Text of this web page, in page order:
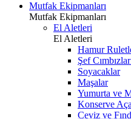
Mutfak Ekipmanları
Mutfak Ekipmanları
El Aletleri
El Aletleri
Hamur
Şef
Soyacaklar
Maşalar
Yumurta ve
Konserve
Ceviz ve